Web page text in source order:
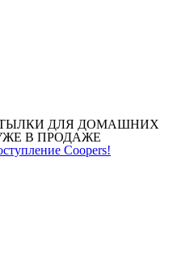
ДЛЯ ДОМАШНИХ
В ПРОДАЖЕ
Coopers!